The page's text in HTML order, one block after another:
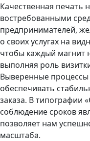
Качественная печать
востребованными
предпринимателей,
о своих услугах на
чтобы каждый магнит
выполняя роль
Выверенные
обеспечивать
заказа. В типографии
соблюдение сроков
позволяет нам
масштаба.